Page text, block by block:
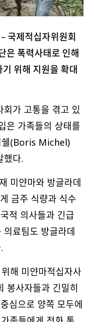
국제적십자위원회
은 폭력사태로 인해
위해 지원을 확대
회가 고통을 겪고 있
은 가족들의 상태를
쉘(Boris Michel)
했다.
미얀마와 방글라데
금주 식량과 식수
적 의사들과 긴급
료팀도 방글라데
해 미얀마적십자사
봉사자들과 긴밀히
심으로 양쪽 모두에